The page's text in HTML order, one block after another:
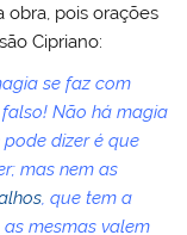
obra, pois orações
Cipriano:
se faz com
Não há magia
dizer é que
mas nem as
, que tem a
mesmas valem